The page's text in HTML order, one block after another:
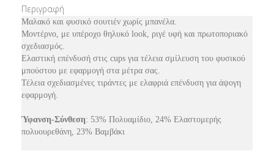
Περιγραφή
Μαλακό και φυσικό σουτιέν χωρίς μπανέλα.
Μοντέρνο, με υπέροχο θηλυκό look, ριγέ υφή και πρωτοποριακό
σχεδιασμός.
Ελαστική επένδυσή στις cups για τέλεια σμίλευση του φυσικού
μπούστου με εφαρμογή στα μέτρα σας.
Τέλεια σχεδιασμένες τιράντες με ελαφριά επένδυση για άψογη
εφαρμογή.
Ύφανση-Σύνθεση: 53% Πολυαμίδιο, 24% Ελαστομερής
πολυουρεθάνη, 23% Βαμβάκι